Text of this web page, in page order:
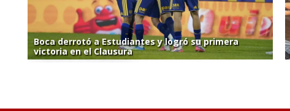
Boca derrotó a Estudiantes y logró su primera
victoria en el Clausura